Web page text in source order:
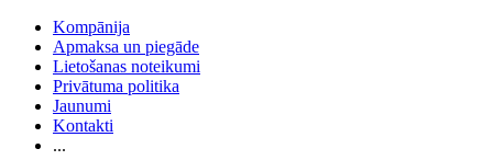
Kompānija
Apmaksa un piegāde
Lietošanas noteikumi
Privātuma politika
Jaunumi
Kontakti
...